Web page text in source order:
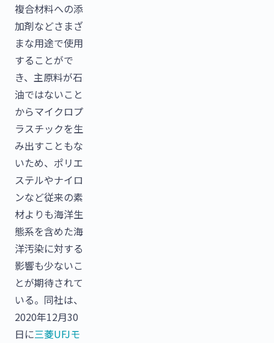
複合材料への添
加剤などさまざ
まな用途で使用
することがで
き、主原料が石
油ではないこと
からマイクロプ
ラスチックを生
み出すこともな
いため、ポリエ
ステルやナイロ
ンなど従来の素
材よりも海洋生
態系を含めた海
洋汚染に対する
影響も少ないこ
とが期待されて
いる。同社は、
2020年12月30
日に三菱UFJモ